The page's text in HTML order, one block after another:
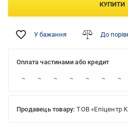
КУПИТИ
У бажання До
Оплата частинами або кредит
Продавець товару: ТОВ «Епіцентр